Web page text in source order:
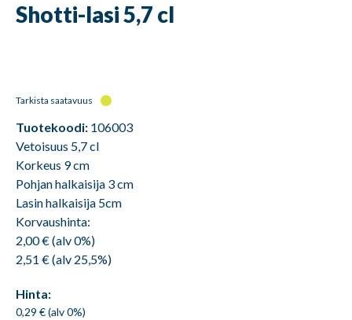
Shotti-lasi 5,7 cl
Tarkista saatavuus
Tuotekoodi: 106003
Vetoisuus 5,7 cl
Korkeus 9 cm
Pohjan halkaisija 3 cm
Lasin halkaisija 5cm
Korvaushinta:
2,00 € (alv 0%)
2,51 € (alv 25,5%)
Hinta:
0,29 € (alv 0%)